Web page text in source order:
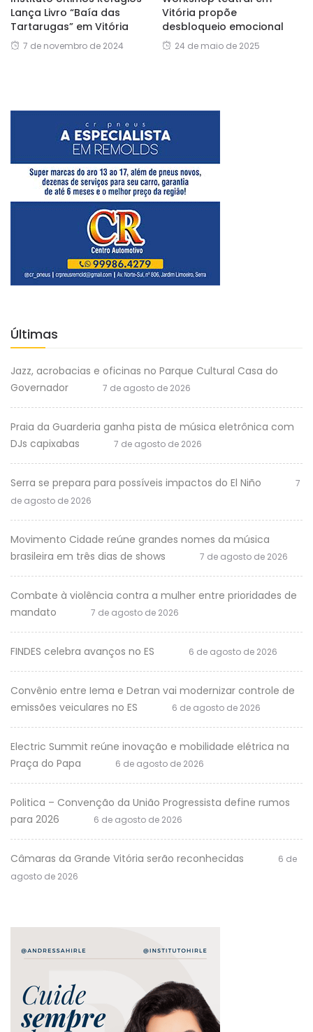
Lança Livro “Baía das
Tartarugas” em Vitória
7 de novembro de 2024
Vitória propõe
desbloqueio emocional
24 de maio de 2025
Últimas
Jazz, acrobacias e oficinas no Parque Cultural Casa do
Governador
7 de agosto de 2026
Praia da Guarderia ganha pista de música eletrônica com
DJs capixabas
7 de agosto de 2026
Serra se prepara para possíveis impactos do El Niño
7
de agosto de 2026
Movimento Cidade reúne grandes nomes da música
brasileira em três dias de shows
7 de agosto de 2026
Combate à violência contra a mulher entre prioridades de
mandato
7 de agosto de 2026
FINDES celebra avanços no ES 6 de agosto de 2026
Convênio entre Iema e Detran vai modernizar controle de
emissões veiculares no ES
6 de agosto de 2026
Electric Summit reúne inovação e mobilidade elétrica na
Praça do Papa
6 de agosto de 2026
Politica – Convenção da União Progressista define rumos
para 2026
6 de agosto de 2026
Câmaras da Grande Vitória serão reconhecidas
6 de
agosto de 2026